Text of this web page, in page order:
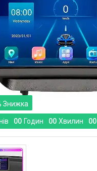
00 Годин 00 Хвилин 00